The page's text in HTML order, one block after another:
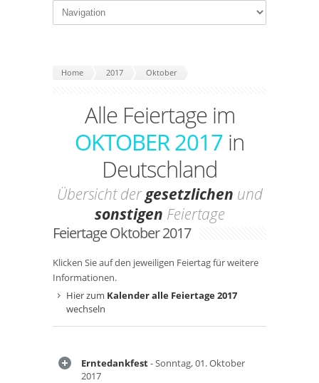
Home 2017 Oktober
Alle Feiertage im
OKTOBER 2017 in
Deutschland
Übersicht dergesetzlichen und
sonstigen Feiertage
Feiertage Oktober 2017
Klicken Sie auf den jeweiligen Feiertag für weitere
Informationen.
Hier zum Kalender alle Feiertage 2017
wechseln
Erntedankfest- Sonntag, 01. Oktober
2017